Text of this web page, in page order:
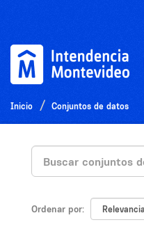
Inicio Conjuntos de datos
Ordenar por